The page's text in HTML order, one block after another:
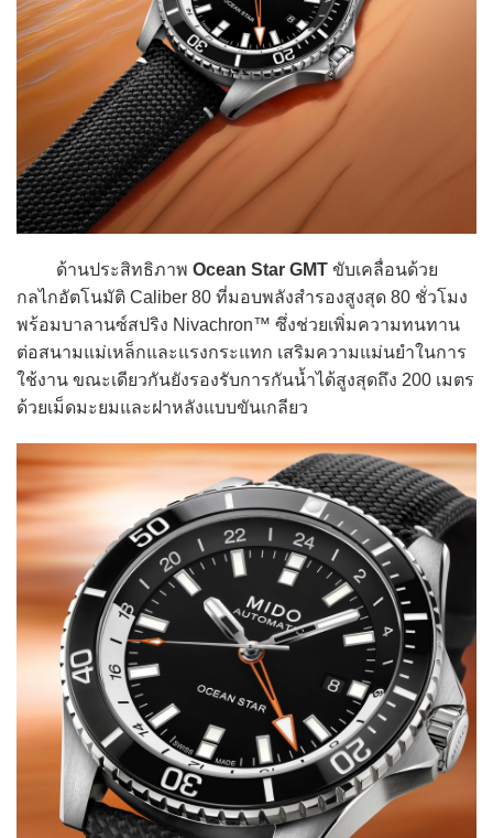
ด้านประสิทธิภาพ Ocean Star GMT ขับเคลื่อนด้วย
กลไกอัตโนมัติ Caliber 80 ที่มอบพลังสำรองสูงสุด 80 ชั่วโมง
พร้อมบาลานซ์สปริง Nivachron™ ซึ่งช่วยเพิ่มความทนทาน
ต่อสนามแม่เหล็กและแรงกระแทก เสริมความแม่นยำในการ
ใช้งาน ขณะเดียวกันยังรองรับการกันน้ำได้สูงสุดถึง 200 เมตร
ด้วยเม็ดมะยมและฝาหลังแบบขันเกลียว